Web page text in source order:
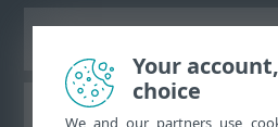
ESET-i
Your
choice
We and our partners use